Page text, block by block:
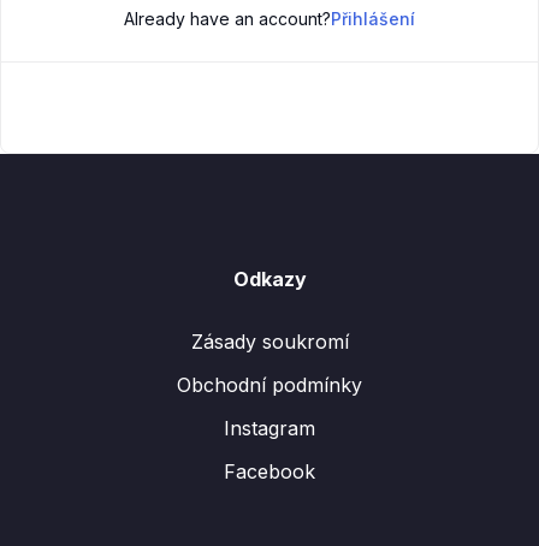
Already have an account?Přihlášení
Odkazy
Zásady soukromí
Obchodní podmínky
Instagram
Facebook